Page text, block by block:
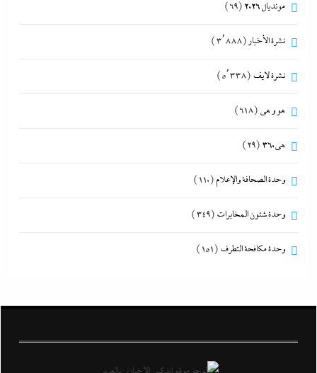
مونديال 2026 (69)
نشرة الأخبار (3٬888)
نشرة لايف (5٬338)
هو و هي (618)
هى360 (29)
وحدة الصحافة والإعلام(110)
وحدة شئون المخابرات (349)
وحدة مكافحة التطرف (151)